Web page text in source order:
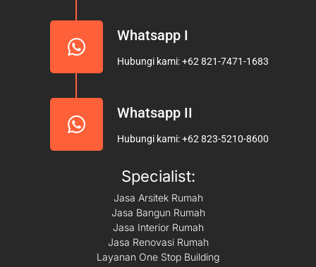
Whatsapp I
Hubungi kami: +62 821-7471-1683
Whatsapp II
Hubungi kami: +62 823-5210-8600
Specialist:
Jasa Arsitek Rumah
Jasa Bangun Rumah
Jasa Interior Rumah
Jasa Renovasi Rumah
Layanan One Stop Building